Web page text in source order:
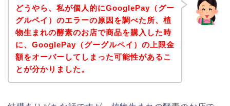
どうやら、私が個人的にGooglePay（グー
グルペイ）のエラーの原因を調べた所、植
物生まれの酵素のお店で商品を購入した時
に、GooglePay（グーグルペイ）の上限金
額をオーバーしてしまった可能性があるこ
とが分かりました。